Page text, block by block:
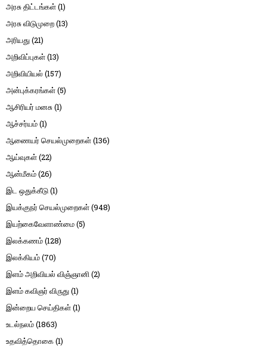
அரசு திட்டங்கள்(1)
அரசு விடுமுறை(13)
அரியது(21)
அறிவிப்புகள்(13)
அறிவியியல் (157)
அன்புக்கரங்கள்(5)
ஆசிரியர் மனசு(1)
ஆச்சர்யம்(1)
ஆணையர் செயல்முறைகள்(136)
ஆய்வுகள்(22)
ஆன்மீகம்(26)
இட ஒதுக்கீடு(1)
இயக்குநர் செயல்முறைகள்(948)
இயற்கைவேளாண்மை(5)
இலக்கணம்(128)
இலக்கியம்(70)
இளம் அறிவியல் விஞ்ஞானி(2)
இளம் கவிஞர் விருது(1)
இன்றைய செய்திகள்(1)
உடல்நலம்(1863)
உதவித்தொகை(1)